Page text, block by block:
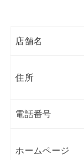
店舗名
住所
電話番号
ホームページ